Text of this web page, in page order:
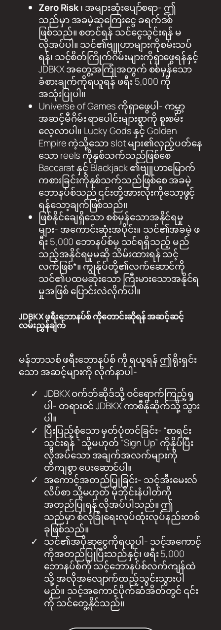
Zero Risk၊ အများဆုံးပျော်စရာ- ဤ
သည်မှာ အခမဲ့ဆုကြေးငွေ ခရက်ဒစ်
ဖြစ်သည်။ စတင်ရန် သင်ငွေသွင်းရန် မ
လိုအပ်ပါ။ သင်၏ဗျူဟာများကိုစမ်းသပ်
ရန်၊ သင့်စိတ်ကြိုက်ဂိမ်းများကိုရှာဖွေရန်နှင့်
JDBKX အတွေ့အကြုံအတွက် စစ်မှန်သော
ခံစားချက်ကိုရယူရန် ဖရီး 5,000 ကို
အသုံးပြုပါ။
Universe of Games ကိုရှာဖွေပါ- ကမ္ဘာ့
အဆင့်မီဂိမ်း ရာပေါင်းများစွာကို စူးစမ်း
လေ့လာပါ။ Lucky Gods နှင့် Golden
Empire ကဲ့သို့သော slot များ၏လှည့်ပတ်နေ
သော reels ကိုနှစ်သက်သည်ဖြစ်စေ
Baccarat နှင့် Blackjack ၏ဗျူဟာမြောက်
ကစားခြင်းကိုနှစ်သက်သည်ဖြစ်စေ အခမဲ့
ဘောနပ်စ်သည် ၎င်းတို့အားလုံးကိုသော့ဖွင့်
ရန်သော့ချက်ဖြစ်သည်။
ဖြစ်နိုင်ချေရှိသော စစ်မှန်သောအနိုင်ရမှု
များ- အကောင်းဆုံးအပိုင်း။ သင်၏အခမဲ့ ဖ
ရီး 5,000 ဘောနပ်စ်မှ သင်ရရှိသည့် မည်
သည့်အနိုင်ရမှုမဆို သိမ်းထားရန် သင့်
လက်ဖြစ်*။ ကျွန်ုပ်တို့၏လက်ဆောင်ကို
သင်၏ပထမဆုံးသော ကြီးမားသောအနိုင်ရ
မှုအဖြစ် ပြောင်းလဲလိုက်ပါ။
JDBKX ဖရီးဘောနပ်စ်ကိုတောင်းဆိုရန် အဆင့်ဆင့်
လမ်းညွှန်ချက်
မန်ဘာသစ် ဖရီးဘောနပ်စ် ကို ရယူရန် ဤရိုးရှင်း
သော အဆင့်များကို လိုက်နာပါ-
JDBKX ဝက်ဘ်ဆိုဒ်သို့ ဝင်ရောက်ကြည့်ရှု
ပါ- တရားဝင် JDBKX ကာစီနိုဆိုက်သို့ သွား
ပါ။
ပြီးပြည့်စုံသော မှတ်ပုံတင်ခြင်း- “စာရင်း
သွင်းရန် ” သို့မဟုတ် “Sign Up” ကိုနှိပ်ပြီး
လိုအပ်သော အချက်အလက်များကို
တိကျစွာ ပေးဆောင်ပါ။
အကောင့်အတည်ပြုခြင်း- သင့်အီးမေးလ်
လိပ်စာ သို့မဟုတ် မိုဘိုင်းနံပါတ်ကို
အတည်ပြုရန် လိုအပ်ပါသည်။ ဤ
သည်မှာ စံလုံခြုံရေးလုပ်ထုံးလုပ်နည်းတစ်
ခုဖြစ်သည်။
သင်၏အပိုဆုငွေကိုရယူပါ- သင့်အကောင့်
ကိုအတည်ပြုပြီးသည်နှင့်၊ ဖရီး 5,000
ဘောနပ်စ်ကို သင့်ဘောနပ်စ်လက်ကျန်ထဲ
သို့ အလိုအလျောက်ထည့်သွင်းသွားပါ
မည်။ သင့်အကောင့်ပိုက်ဆံအိတ်တွင် ၎င်း
ကို သင်တွေ့နိုင်သည်။